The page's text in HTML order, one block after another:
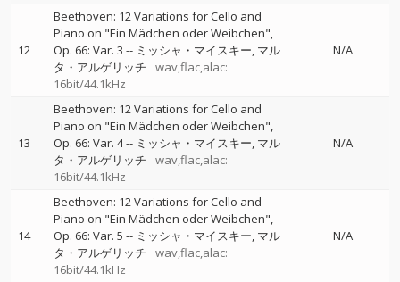
12
Beethoven: 12 Variations for Cello and
Piano on "Ein Mädchen oder Weibchen",
Op. 66: Var. 3 -- ミッシャ・マイスキー マル
タ・アルゲリッチ
wav,flac,alac:
16bit/44.1kHz
N/A
13
Beethoven: 12 Variations for Cello and
Piano on "Ein Mädchen oder Weibchen",
Op. 66: Var. 4-- ミッシャ・マイスキー マル
タ・アルゲリッチ
wav,flac,alac:
16bit/44.1kHz
N/A
14
Beethoven: 12 Variations for Cello and
Piano on "Ein Mädchen oder Weibchen",
Op. 66: Var. 5 -- ミッシャ・マイスキー マル
タ・アルゲリッチ
wav,flac,alac:
16bit/44.1kHz
N/A